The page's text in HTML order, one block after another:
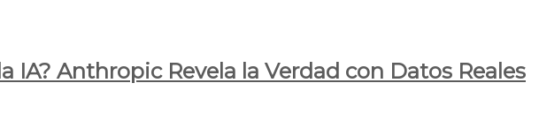
IA? Anthropic Revela la Verdad con Datos Reales